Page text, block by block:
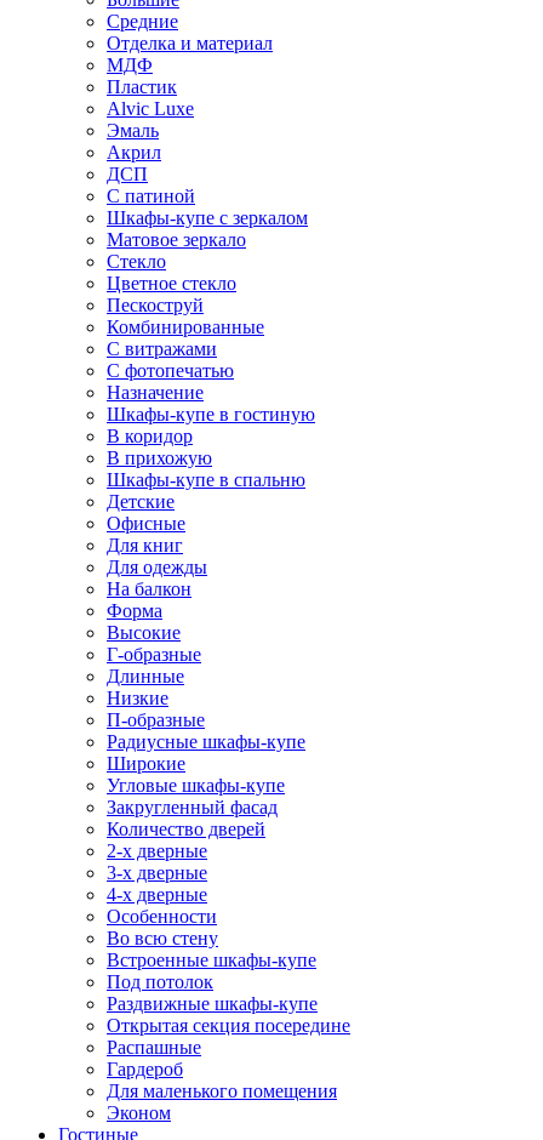
Средние
Отделка и материал
МДФ
Пластик
Alvic Luxe
Эмаль
Акрил
ДСП
С патиной
Шкафы-купе с зеркалом
Матовое зеркало
Стекло
Цветное стекло
Пескоструй
Комбинированные
С витражами
С фотопечатью
Назначение
Шкафы-купе в гостиную
В коридор
В прихожую
Шкафы-купе в спальню
Детские
Офисные
Для книг
Для одежды
На балкон
Форма
Высокие
Г-образные
Длинные
Низкие
П-образные
Радиусные шкафы-купе
Широкие
Угловые шкафы-купе
Закругленный фасад
Количество дверей
2-х дверные
3-х дверные
4-х дверные
Особенности
Во всю стену
Встроенные шкафы-купе
Под потолок
Раздвижные шкафы-купе
Открытая секция посередине
Распашные
Гардероб
Для маленького помещения
Эконом
Гостиные